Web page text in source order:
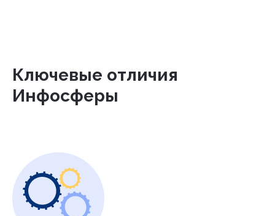
Ключевые отличия
Инфосферы